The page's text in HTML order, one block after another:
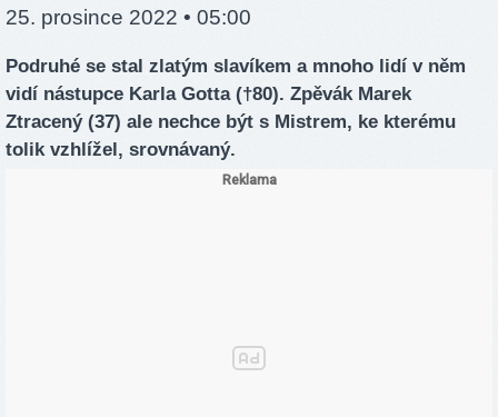
25. prosince 2022 • 05:00
Podruhé se stal zlatým slavíkem a mnoho lidí v něm
vidí nástupce Karla Gotta (†80). Zpěvák Marek
Ztracený (37) ale nechce být s Mistrem, ke kterému
tolik vzhlížel, srovnávaný.